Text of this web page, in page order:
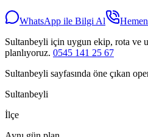
WhatsApp ile Bilgi Al
Sultanbeyli için uygun ekip, rota ve
planlıyoruz. 0545 141 25 67
Sultanbeyli sayfasında öne çıkan
Sultanbeyli
İlçe